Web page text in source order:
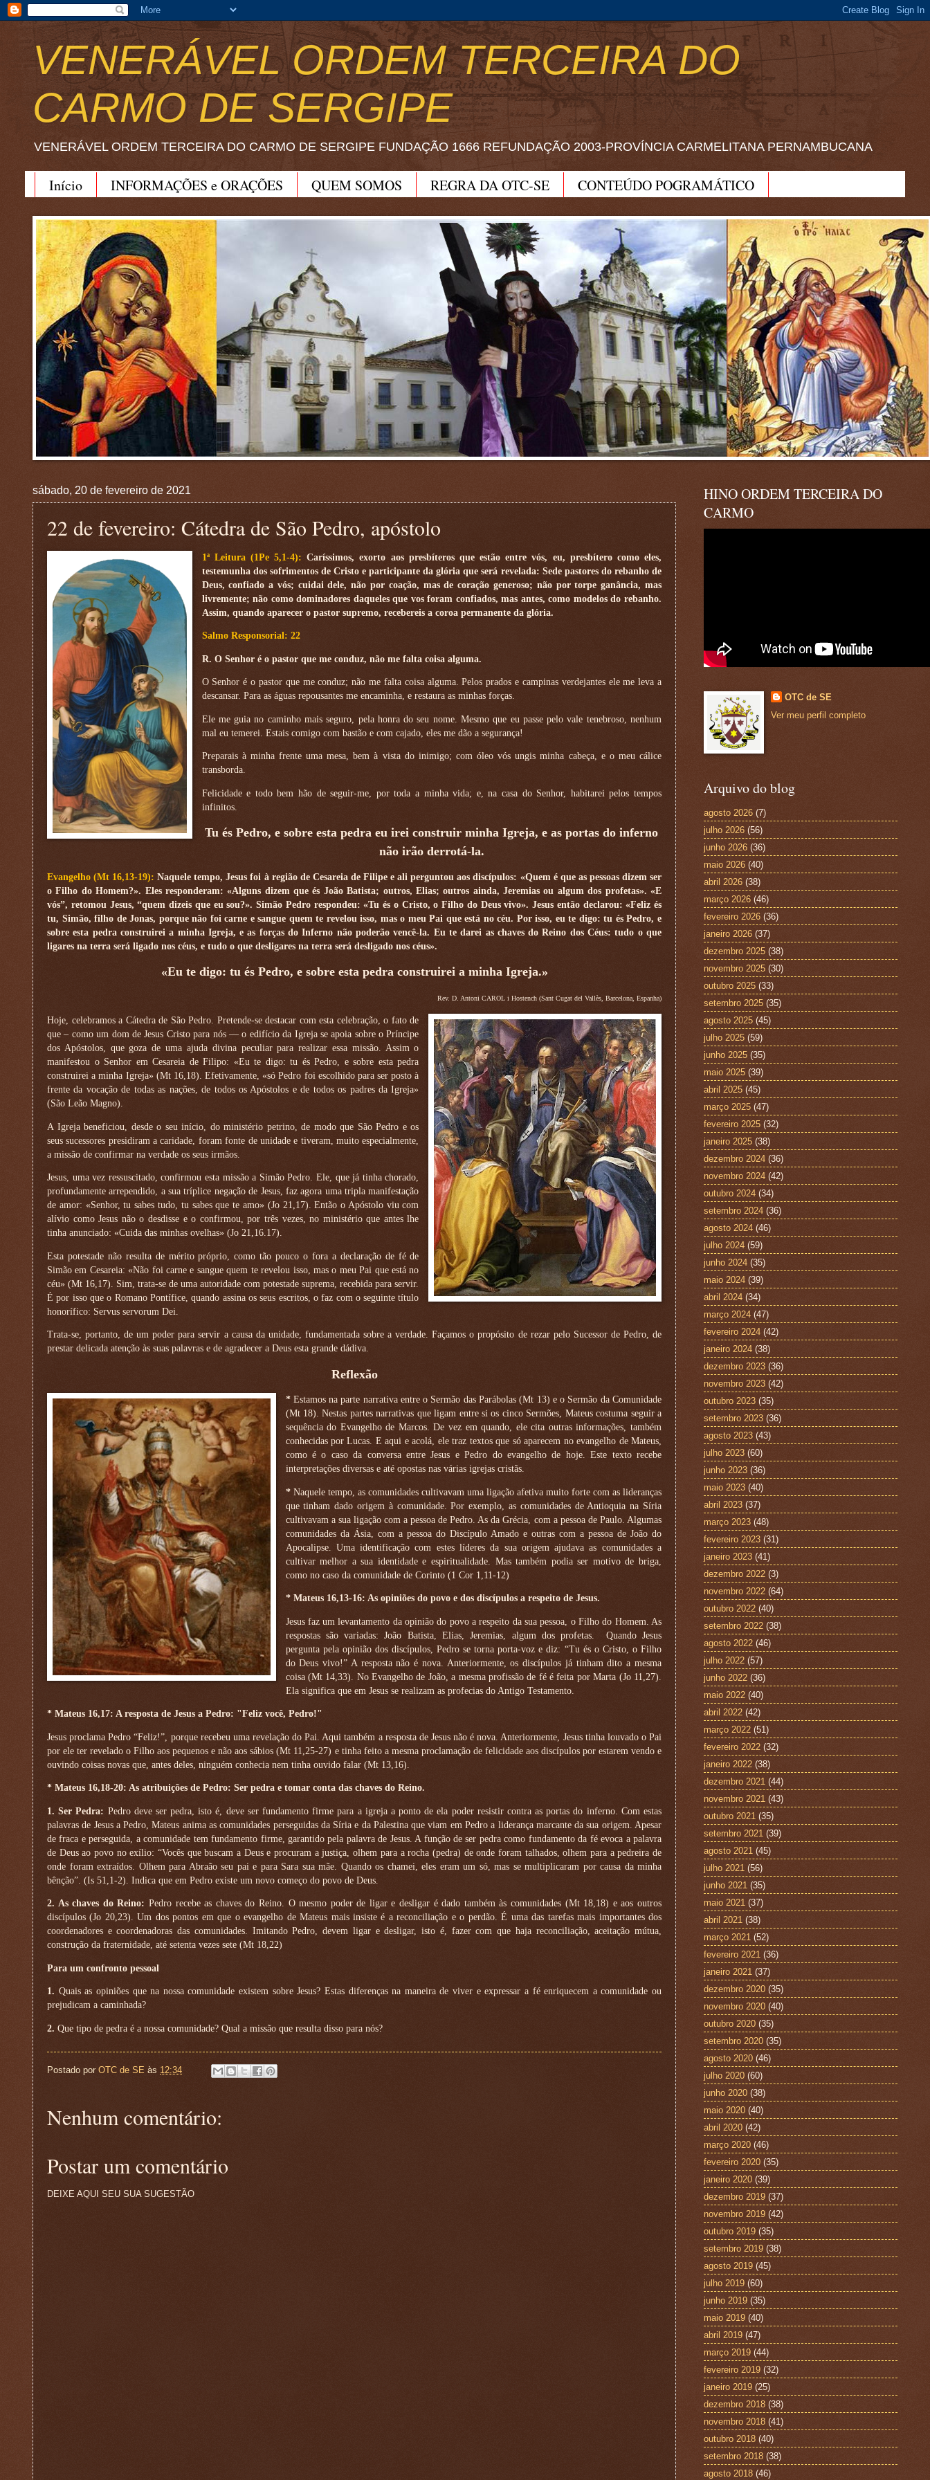
VENERÁVEL ORDEM TERCEIRA DO
CARMO DE SERGIPE
VENERÁVEL ORDEM TERCEIRA DO CARMO DE SERGIPE FUNDAÇÃO 1666 REFUNDAÇÃO 2003-PROVÍNCIA CARMELITANA PERNAMBUCANA
Início INFORMAÇÕES e ORAÇÕES QUEM SOMOS REGRA DA OTC-SE
CONTEÚDO POGRAMÁTICO
sábado, 20 de fevereiro de 2021
22 de fevereiro: Cátedra de São Pedro, apóstolo
1ª Leitura (1Pe 5,1-4):Caríssimos, exorto aos presbíteros que estão entre vós, eu, presbítero como eles,
testemunha dos sofrimentos de Cristo e participante da glória que será revelada: Sede pastores do rebanho de
Deus, confiado a vós; cuidai dele, não por coação, mas de coração generoso; não por torpe ganância, mas
livremente; não como dominadores daqueles que vos foram confiados, mas antes, como modelos do rebanho.
Assim, quando aparecer o pastor supremo, recebereis a coroa permanente da glória.
Salmo Responsorial: 22
R. O Senhor é o pastor que me conduz, não me falta coisa alguma.
O Senhor é o pastor que me conduz; não me falta coisa alguma. Pelos prados e campinas verdejantes ele me leva a
descansar. Para as águas repousantes me encaminha, e restaura as minhas forças.
Ele me guia no caminho mais seguro, pela honra do seu nome. Mesmo que eu passe pelo vale tenebroso, nenhum
mal eu temerei. Estais comigo com bastão e com cajado, eles me dão a segurança!
Preparais à minha frente uma mesa, bem à vista do inimigo; com óleo vós ungis minha cabeça, e o meu cálice
transborda.
Felicidade e todo bem hão de seguir-me, por toda a minha vida; e, na casa do Senhor, habitarei pelos tempos
infinitos.
Tu és Pedro, e sobre esta pedra eu irei construir minha Igreja, e as portas do inferno
não irão derrotá-la.
Evangelho (Mt 16,13-19):Naquele tempo, Jesus foi à região de Cesareia de Filipe e ali perguntou aos discípulos: «Quem é que as pessoas dizem ser
o Filho do Homem?». Eles responderam: «Alguns dizem que és João Batista; outros, Elias; outros ainda, Jeremias ou algum dos profetas». «E
vós”, retomou Jesus, “quem dizeis que eu sou?». Simão Pedro respondeu: «Tu és o Cristo, o Filho do Deus vivo». Jesus então declarou: «Feliz és
tu, Simão, filho de Jonas, porque não foi carne e sangue quem te revelou isso, mas o meu Pai que está no céu. Por isso, eu te digo: tu és Pedro, e
sobre esta pedra construirei a minha Igreja, e as forças do Inferno não poderão vencê-la. Eu te darei as chaves do Reino dos Céus: tudo o que
ligares na terra será ligado nos céus, e tudo o que desligares na terra será desligado nos céus».
«Eu te digo: tu és Pedro, e sobre esta pedra construirei a minha Igreja.»
Rev. D. Antoni CAROL i Hostench (Sant Cugat del Vallès, Barcelona, Espanha)
Hoje, celebramos a Cátedra de São Pedro. Pretende-se destacar com esta celebração, o fato de
que – como um dom de Jesus Cristo para nós — o edifício da Igreja se apoia sobre o Príncipe
dos Apóstolos, que goza de uma ajuda divina peculiar para realizar essa missão. Assim o
manifestou o Senhor em Cesareia de Filipo: «Eu te digo: tu és Pedro, e sobre esta pedra
construirei a minha Igreja» (Mt 16,18). Efetivamente, «só Pedro foi escolhido para ser posto à
frente da vocação de todas as nações, de todos os Apóstolos e de todos os padres da Igreja»
(São Leão Magno).
A Igreja beneficiou, desde o seu início, do ministério petrino, de modo que São Pedro e os
seus sucessores presidiram a caridade, foram fonte de unidade e tiveram, muito especialmente,
a missão de confirmar na verdade os seus irmãos.
Jesus, uma vez ressuscitado, confirmou esta missão a Simão Pedro. Ele, que já tinha chorado,
profundamente arrependido, a sua tríplice negação de Jesus, faz agora uma tripla manifestação
de amor: «Senhor, tu sabes tudo, tu sabes que te amo» (Jo 21,17). Então o Apóstolo viu com
alívio como Jesus não o desdisse e o confirmou, por três vezes, no ministério que antes lhe
tinha anunciado: «Cuida das minhas ovelhas» (Jo 21,16.17).
Esta potestade não resulta de mérito próprio, como tão pouco o fora a declaração de fé de
Simão em Cesareia: «Não foi carne e sangue quem te revelou isso, mas o meu Pai que está no
céu» (Mt 16,17). Sim, trata-se de uma autoridade com potestade suprema, recebida para servir.
É por isso que o Romano Pontífice, quando assina os seus escritos, o faz com o seguinte título
honorífico: Servus servorum Dei.
Trata-se, portanto, de um poder para servir a causa da unidade, fundamentada sobre a verdade. Façamos o propósito de rezar pelo Sucessor de Pedro, de
prestar delicada atenção às suas palavras e de agradecer a Deus esta grande dádiva.
Reflexão
*Estamos na parte narrativa entre o Sermão das Parábolas (Mt 13) e o Sermão da Comunidade
(Mt 18). Nestas partes narrativas que ligam entre si os cinco Sermões, Mateus costuma seguir a
sequência do Evangelho de Marcos. De vez em quando, ele cita outras informações, também
conhecidas por Lucas. E aqui e acolá, ele traz textos que só aparecem no evangelho de Mateus,
como é o caso da conversa entre Jesus e Pedro do evangelho de hoje. Este texto recebe
interpretações diversas e até opostas nas várias igrejas cristãs.
*Naquele tempo, as comunidades cultivavam uma ligação afetiva muito forte com as lideranças
que tinham dado origem à comunidade. Por exemplo, as comunidades de Antioquia na Síria
cultivavam a sua ligação com a pessoa de Pedro. As da Grécia, com a pessoa de Paulo. Algumas
comunidades da Ásia, com a pessoa do Discípulo Amado e outras com a pessoa de João do
Apocalipse. Uma identificação com estes líderes da sua origem ajudava as comunidades a
cultivar melhor a sua identidade e espiritualidade. Mas também podia ser motivo de briga,
como no caso da comunidade de Corinto (1 Cor 1,11-12)
* Mateus 16,13-16: As opiniões do povo e dos discípulos a respeito de Jesus.
Jesus faz um levantamento da opinião do povo a respeito da sua pessoa, o Filho do Homem. As
respostas são variadas: João Batista, Elias, Jeremias, algum dos profetas.
Quando Jesus
pergunta pela opinião dos discípulos, Pedro se torna porta-voz e diz: “Tu és o Cristo, o Filho
do Deus vivo!” A resposta não é nova. Anteriormente, os discípulos já tinham dito a mesma
coisa (Mt 14,33). No Evangelho de João, a mesma profissão de fé é feita por Marta (Jo 11,27).
Ela significa que em Jesus se realizam as profecias do Antigo Testamento.
* Mateus 16,17: A resposta de Jesus a Pedro: "Feliz você, Pedro!"
Jesus proclama Pedro “Feliz!”, porque recebeu uma revelação do Pai. Aqui também a resposta de Jesus não é nova. Anteriormente, Jesus tinha louvado o Pai
por ele ter revelado o Filho aos pequenos e não aos sábios (Mt 11,25-27) e tinha feito a mesma proclamação de felicidade aos discípulos por estarem vendo e
ouvindo coisas novas que, antes deles, ninguém conhecia nem tinha ouvido falar (Mt 13,16).
* Mateus 16,18-20: As atribuições de Pedro: Ser pedra e tomar conta das chaves do Reino.
1. Ser Pedra: Pedro deve ser pedra, isto é, deve ser fundamento firme para a igreja a ponto de ela poder resistir contra as portas do inferno. Com estas
palavras de Jesus a Pedro, Mateus anima as comunidades perseguidas da Síria e da Palestina que viam em Pedro a liderança marcante da sua origem. Apesar
de fraca e perseguida, a comunidade tem fundamento firme, garantido pela palavra de Jesus. A função de ser pedra como fundamento da fé evoca a palavra
de Deus ao povo no exílio: “Vocês que buscam a Deus e procuram a justiça, olhem para a rocha (pedra) de onde foram talhados, olhem para a pedreira de
onde foram extraídos. Olhem para Abraão seu pai e para Sara sua mãe. Quando os chamei, eles eram um só, mas se multiplicaram por causa da minha
bênção”. (Is 51,1-2). Indica que em Pedro existe um novo começo do povo de Deus.
2. As chaves do Reino: Pedro recebe as chaves do Reino. O mesmo poder de ligar e desligar é dado também às comunidades (Mt 18,18) e aos outros
discípulos (Jo 20,23). Um dos pontos em que o evangelho de Mateus mais insiste é a reconciliação e o perdão. É uma das tarefas mais importantes dos
coordenadores e coordenadoras das comunidades. Imitando Pedro, devem ligar e desligar, isto é, fazer com que haja reconciliação, aceitação mútua,
construção da fraternidade, até setenta vezes sete (Mt 18,22)
Para um confronto pessoal
1. Quais as opiniões que na nossa comunidade existem sobre Jesus? Estas diferenças na maneira de viver e expressar a fé enriquecem a comunidade ou
prejudicam a caminhada?
2. Que tipo de pedra é a nossa comunidade? Qual a missão que resulta disso para nós?
Postado por OTC de SE às 12:34
Nenhum comentário:
Postar um comentário
DEIXE AQUI SEU SUA SUGESTÃO
HINO ORDEM TERCEIRA DO
CARMO
OTC de SE
Ver meu perfil completo
Arquivo do blog
agosto 2026 (7)
julho 2026 (56)
junho 2026 (36)
maio 2026 (40)
abril 2026 (38)
março 2026 (46)
fevereiro 2026 (36)
janeiro 2026 (37)
dezembro 2025 (38)
novembro 2025 (30)
outubro 2025 (33)
setembro 2025 (35)
agosto 2025 (45)
julho 2025 (59)
junho 2025 (35)
maio 2025 (39)
abril 2025 (45)
março 2025 (47)
fevereiro 2025 (32)
janeiro 2025 (38)
dezembro 2024 (36)
novembro 2024 (42)
outubro 2024 (34)
setembro 2024 (36)
agosto 2024 (46)
julho 2024 (59)
junho 2024 (35)
maio 2024 (39)
abril 2024 (34)
março 2024 (47)
fevereiro 2024 (42)
janeiro 2024 (38)
dezembro 2023 (36)
novembro 2023 (42)
outubro 2023 (35)
setembro 2023 (36)
agosto 2023 (43)
julho 2023 (60)
junho 2023 (36)
maio 2023 (40)
abril 2023 (37)
março 2023 (48)
fevereiro 2023 (31)
janeiro 2023 (41)
dezembro 2022 (3)
novembro 2022 (64)
outubro 2022 (40)
setembro 2022 (38)
agosto 2022 (46)
julho 2022 (57)
junho 2022 (36)
maio 2022 (40)
abril 2022 (42)
março 2022 (51)
fevereiro 2022 (32)
janeiro 2022 (38)
dezembro 2021 (44)
novembro 2021 (43)
outubro 2021 (35)
setembro 2021 (39)
agosto 2021 (45)
julho 2021 (56)
junho 2021 (35)
maio 2021 (37)
abril 2021 (38)
março 2021 (52)
fevereiro 2021 (36)
janeiro 2021 (37)
dezembro 2020 (35)
novembro 2020 (40)
outubro 2020 (35)
setembro 2020 (35)
agosto 2020 (46)
julho 2020 (60)
junho 2020 (38)
maio 2020 (40)
abril 2020 (42)
março 2020 (46)
fevereiro 2020 (35)
janeiro 2020 (39)
dezembro 2019 (37)
novembro 2019 (42)
outubro 2019 (35)
setembro 2019 (38)
agosto 2019 (45)
julho 2019 (60)
junho 2019 (35)
maio 2019 (40)
abril 2019 (47)
março 2019 (44)
fevereiro 2019 (32)
janeiro 2019 (25)
dezembro 2018 (38)
novembro 2018 (41)
outubro 2018 (40)
setembro 2018 (38)
agosto 2018 (46)